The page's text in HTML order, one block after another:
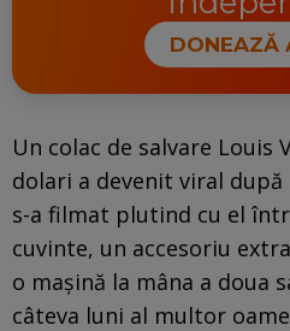
DONEAZĂ
Un colac de salvare Louis
dolari a devenit viral după
s-a filmat plutind cu el
cuvinte, un accesoriu
o mașină la mâna a doua
câteva luni al multor